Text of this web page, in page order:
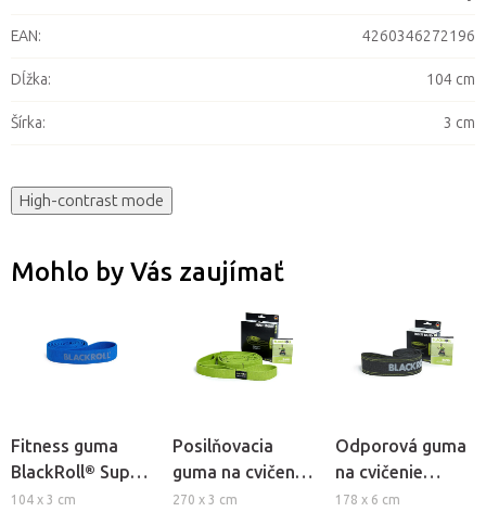
EAN: 4260346272196
Dĺžka: 104 cm
Šírka: 3 cm
High-contrast mode
Mohlo by Vás zaujímať
Fitness guma
BlackRoll® Super
Band - silná
104 x 3 cm
Posilňovacia
guma na cvičenie
BlackRoll® Multi
270 x 3 cm
Odporová guma
na cvičenie
BlackRoll® Resist
178 x 6 cm